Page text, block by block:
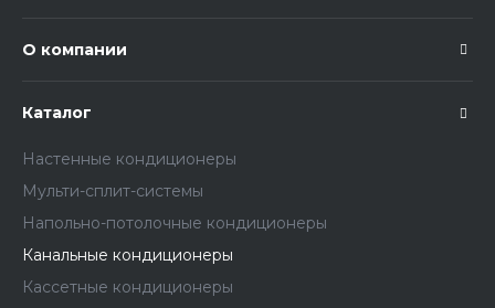
О компании
Каталог
Настенные кондиционеры
Мульти-сплит-системы
Напольно-потолочные кондиционеры
Канальные кондиционеры
Кассетные кондиционеры